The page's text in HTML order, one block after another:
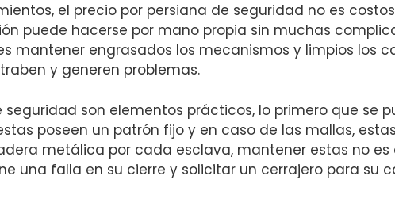
el precio por persiana de seguridad no es
puede hacerse por mano propia sin muchas
mantener engrasados los mecanismos y limpios los
y generen problemas.
seguridad son elementos prácticos, lo primero que se
poseen un patrón fijo y en caso de las mallas,
metálica por cada esclava, mantener estas no es
una falla en su cierre y solicitar un cerrajero para su